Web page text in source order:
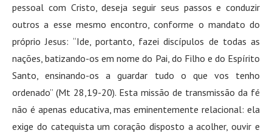
pessoal com Cristo, deseja seguir seus passos e conduzir
outros a esse mesmo encontro, conforme o mandato do
próprio Jesus: “Ide, portanto, fazei discípulos de todas as
nações, batizando-os em nome do Pai, do Filho e do Espírito
Santo, ensinando-os a guardar tudo o que vos tenho
ordenado” (Mt 28,19-20). Esta missão de transmissão da fé
não é apenas educativa, mas eminentemente relacional: ela
exige do catequista um coração disposto a acolher, ouvir e